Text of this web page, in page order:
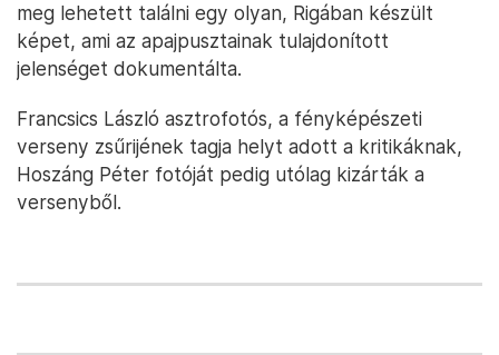
meg lehetett találni egy olyan, Rigában készült
képet, ami az apajpusztainak tulajdonított
jelenséget dokumentálta.
Francsics László asztrofotós, a fényképészeti
verseny zsűrijének tagja helyt adott a kritikáknak,
Hoszáng Péter fotóját pedig utólag kizárták a
versenyből.